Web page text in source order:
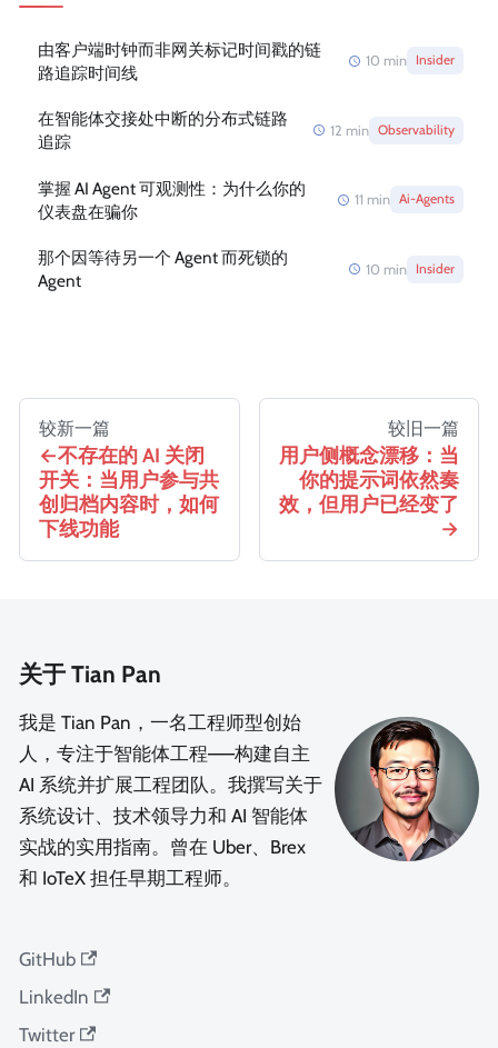
由客户端时钟而非网关标记时间戳的链
路追踪时间线
10 min Insider
在智能体交接处中断的分布式链路
追踪
12 min Observability
掌握 AI Agent 可观测性：为什么你的
仪表盘在骗你
11 min Ai-Agents
那个因等待另一个 Agent 而死锁的
Agent
10 min Insider
较新一篇
不存在的 AI 关闭
开关：当用户参与共
创归档内容时，如何
下线功能
较旧一篇
用户侧概念漂移：当
你的提示词依然奏
效，但用户已经变了
关于 Tian Pan
我是 Tian Pan，一名工程师型创始
人，专注于智能体工程——构建自主
AI 系统并扩展工程团队。我撰写关于
系统设计、技术领导力和 AI 智能体
实战的实用指南。曾在 Uber、Brex
和 IoTeX 担任早期工程师。
GitHub
LinkedIn
Twitter